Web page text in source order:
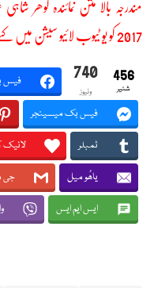
2017 کو یو ٹیوب لائیو سیشن میں کئے گئے سوال کے جواب سے ماخوذ کیا گیا ہے ۔
456
شئیر
740
وئیوز
فیس
فیس بک میسینجر
ٹمبلر لائیک
یاھُو میل جی
ایس ایم ایس